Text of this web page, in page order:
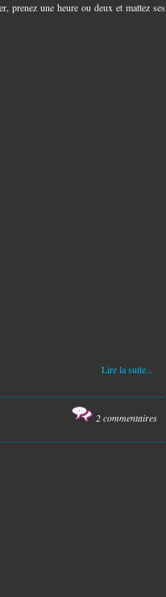
prenez une heure ou deux et mattez ses
Lire la suite...
2 commentaires